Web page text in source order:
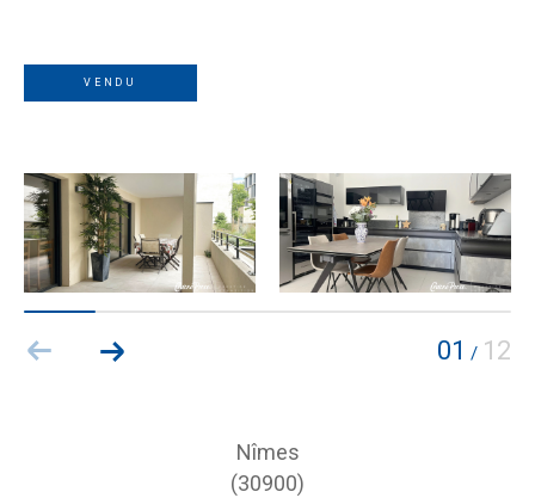
VENDU
01 / 12
Nîmes
(30900)